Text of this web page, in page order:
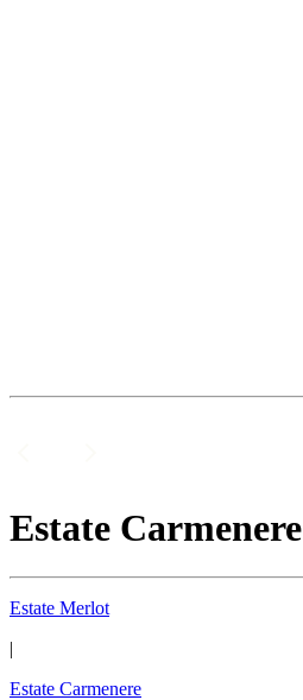
Estate Carmenere
Estate Merlot
|
Estate Carmenere